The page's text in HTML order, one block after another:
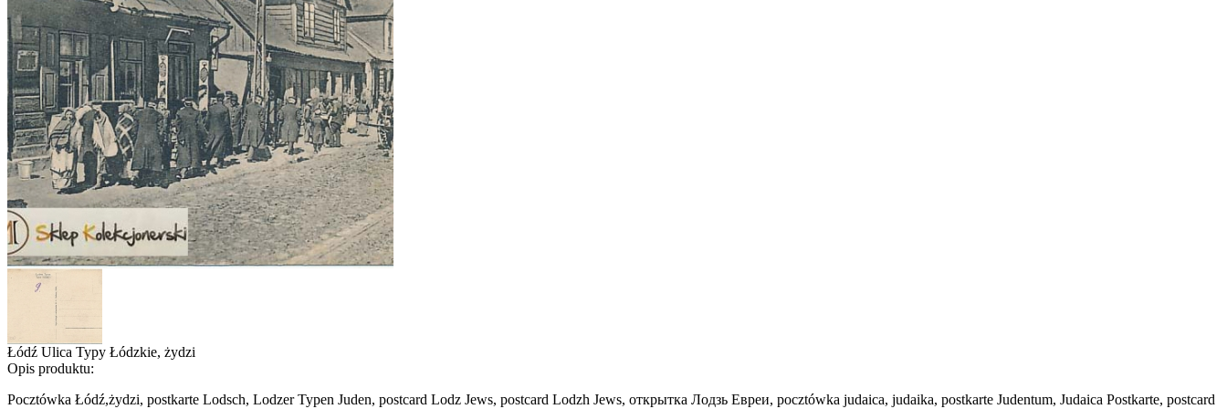
Łódź Ulica Typy Łódzkie, żydzi
Opis produktu:
Pocztówka Łódź,żydzi, postkarte Lodsch, Lodzer Typen Juden, postcard Lodz Jews, postcard Lodzh Jews, открытка Лодзь Евреи, pocztówka judaica, judaika, postkarte Judentum, Judaica Postkarte, postcard